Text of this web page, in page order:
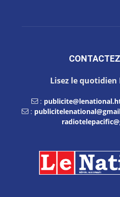
Lisez le
:
: